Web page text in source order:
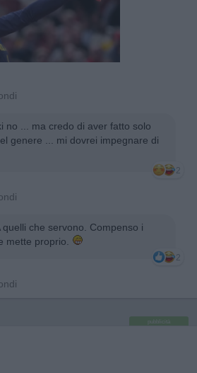
no ... ma credo di aver fatto solo
genere ... mi dovrei impegnare di
2
quelli che servono. Compenso i
mette proprio.
2
pubblicità